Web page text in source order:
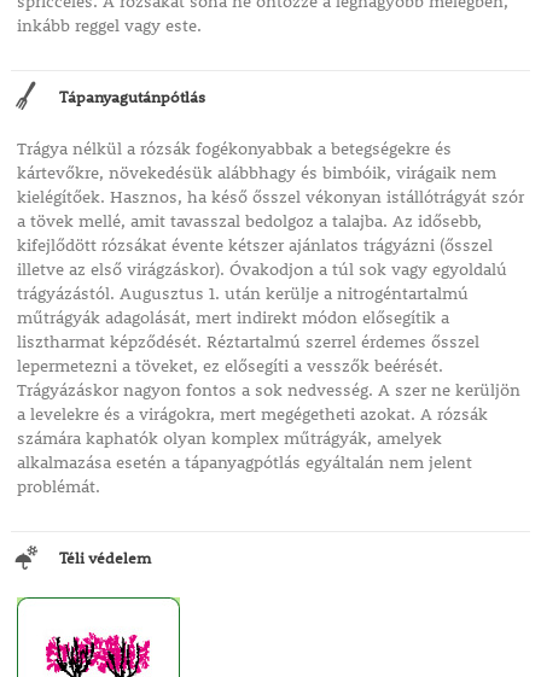
inkább reggel vagy este.
Tápanyagutánpótlás
Trágya nélkül a rózsák fogékonyabbak a betegségekre és
kártevőkre, növekedésük alábbhagy és bimbóik, virágaik nem
kielégítőek. Hasznos, ha késő ősszel vékonyan istállótrágyát szór
a tövek mellé, amit tavasszal bedolgoz a talajba. Az idősebb,
kifejlődött rózsákat évente kétszer ajánlatos trágyázni (ősszel
illetve az első virágzáskor). Óvakodjon a túl sok vagy egyoldalú
trágyázástól. Augusztus 1. után kerülje a nitrogéntartalmú
műtrágyák adagolását, mert indirekt módon elősegítik a
lisztharmat képződését. Réztartalmú szerrel érdemes ősszel
lepermetezni a töveket, ez elősegíti a vesszők beérését.
Trágyázáskor nagyon fontos a sok nedvesség. A szer ne kerüljön
a levelekre és a virágokra, mert megégetheti azokat. A rózsák
számára kaphatók olyan komplex műtrágyák, amelyek
alkalmazása esetén a tápanyagpótlás egyáltalán nem jelent
problémát.
Téli védelem